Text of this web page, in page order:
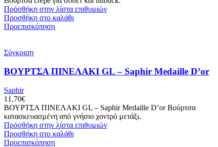
Πρόσθήκη στην λίστα επιθυμιών
Προσθήκη στο καλάθι
Προεπισκόπηση
Σύγκριση
ΒΟΥΡΤΣΑ ΠΙΝΕΛΑΚΙ GL – Saphir Medaille D’or
Saphir
11,70€
ΒΟΥΡΤΣΑ ΠΙΝΕΛΑΚΙ GL – Saphir Medaille D’or Βούρτσα
κατασκευασμένη από γνήσιο χοντρό μετάξι.
Πρόσθήκη στην λίστα επιθυμιών
Προσθήκη στο καλάθι
Προεπισκόπηση